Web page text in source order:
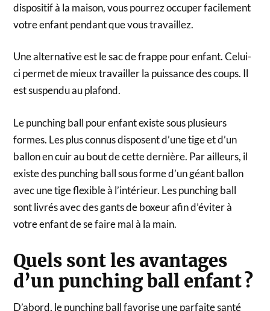
dispositif à la maison, vous pourrez occuper facilement
votre enfant pendant que vous travaillez.
Une alternative est le sac de frappe pour enfant. Celui-
ci permet de mieux travailler la puissance des coups. Il
est suspendu au plafond.
Le punching ball pour enfant existe sous plusieurs
formes. Les plus connus disposent d’une tige et d’un
ballon en cuir au bout de cette dernière. Par ailleurs, il
existe des punching ball sous forme d’un géant ballon
avec une tige flexible à l’intérieur. Les punching ball
sont livrés avec des gants de boxeur afin d’éviter à
votre enfant de se faire mal à la main.
Quels sont les avantages
d’un punching ball enfant ?
D’abord, le punching ball favorise une parfaite santé